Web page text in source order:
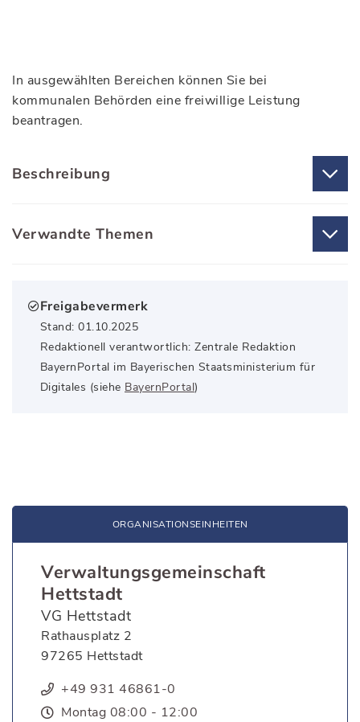
In ausgewählten Bereichen können Sie bei
kommunalen Behörden eine freiwillige Leistung
beantragen.
Beschreibung
Verwandte Themen
Freigabevermerk
Stand: 01.10.2025
Redaktionell verantwortlich: Zentrale Redaktion
BayernPortal im Bayerischen Staatsministerium für
Digitales (siehe BayernPortal)
ORGANISATIONS­EINHEITEN
Verwaltungsgemeinschaft
Hettstadt
VG Hettstadt
Rathausplatz 2
97265 Hettstadt
+49 931 46861-0
Montag 08:00 - 12:00